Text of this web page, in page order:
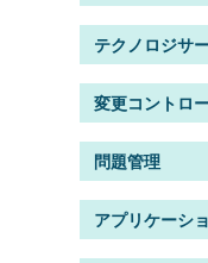
テクノロジサ
変更コントロ
問題管理
アプリケーシ